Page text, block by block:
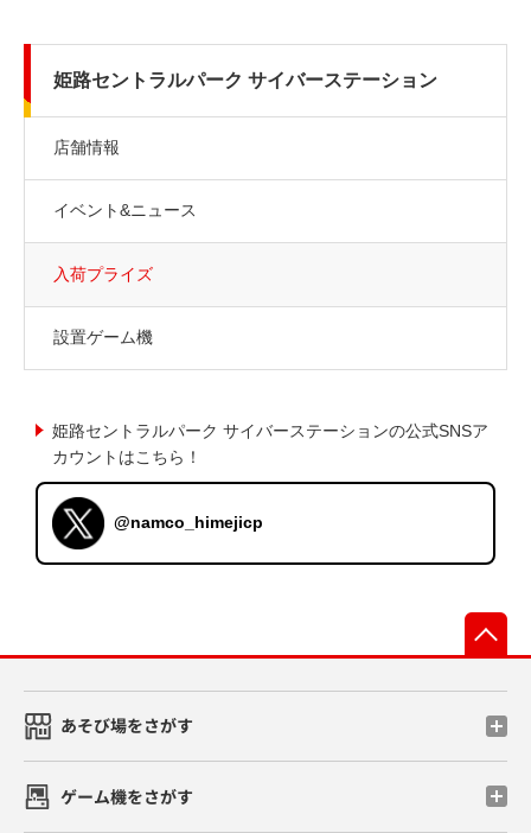
姫路セントラルパーク サイバーステーション
店舗情報
イベント&ニュース
入荷プライズ
設置ゲーム機
姫路セントラルパーク サイバーステーションの公式SNSア
カウントはこちら！
@namco_himejicp
あそび場をさがす
ゲーム機をさがす